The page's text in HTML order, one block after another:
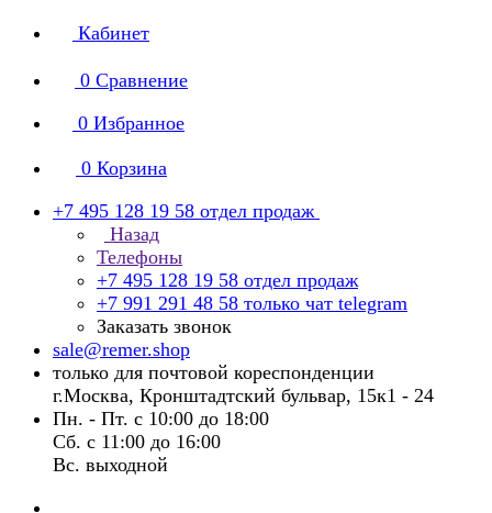
Кабинет
0 Сравнение
0 Избранное
0 Корзина
+7 495 128 19 58 отдел продаж
Назад
Телефоны
+7 495 128 19 58 отдел продаж
+7 991 291 48 58 только чат telegram
Заказать звонок
sale@remer.shop
только для почтовой кореспонденции
г.Москва, Кронштадтский бульвар, 15к1 - 24
Пн. - Пт. с 10:00 до 18:00
Сб. с 11:00 до 16:00
Вс. выходной